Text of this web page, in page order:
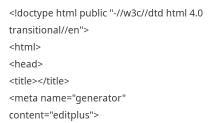
<!doctype html public "-//w3c//dtd html 4.0
transitional//en">
<html>
<head>
<title></title>
<meta name="generator"
content="editplus">